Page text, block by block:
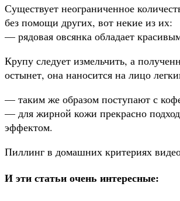
Существует неограниченное
без помощи других, вот некие из их:
— рядовая овсянка обладает
Крупу следует измельчить, а
остынет, она наносится на лицо
— таким же образом поступают с
— для жирной кожи прекрасно
эффектом.
Пиллинг в домашних критериях
И эти статьи очень интересные: